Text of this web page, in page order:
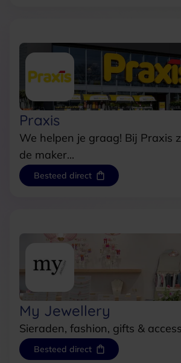
Praxis
We helpen je graag! Bij Praxis
de maker...
Besteed direct
My Jewellery
Sieraden, fashion, gifts &
Besteed direct